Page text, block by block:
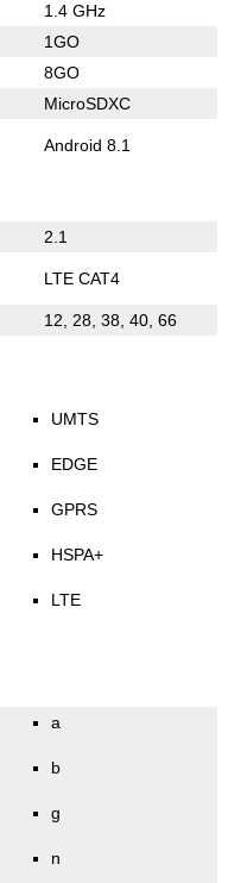
1.4 GHz
1GO
8GO
MicroSDXC
Android 8.1
2.1
LTE CAT4
12, 28, 38, 40, 66
UMTS
EDGE
GPRS
HSPA+
LTE
a
b
g
n